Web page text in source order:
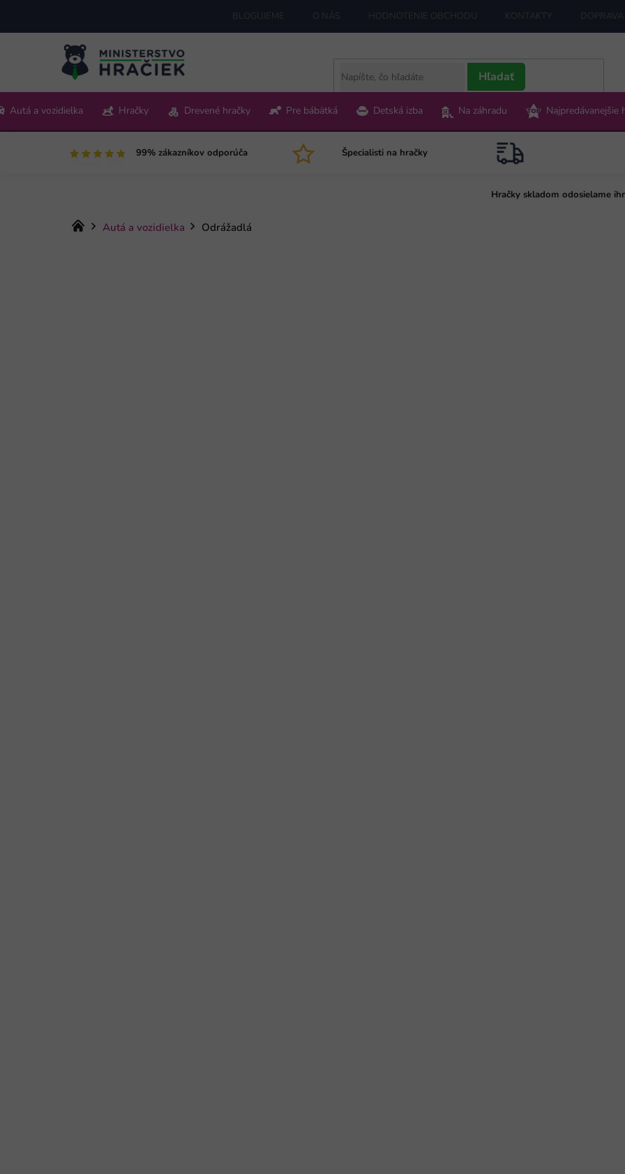
obsah
BLOGUJEME O NÁS HODNOTENIE OBCHODU KONTAKTY
Pon-Pia 9:00-15:00
Hľadať
Autá a vozidielka Hračky Drevené hračky Pre bábätká Detská izba Na záhradu Najpredávanejšie
99% zákazníkov odporúča Špecialisti na hračky
Hračky skladom odosielame
Domov
Autá a vozidielka Odrážadlá